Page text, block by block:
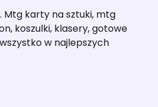
Mtg karty na sztuki, mtg
koszulki, klasery, gotowe
w najlepszych